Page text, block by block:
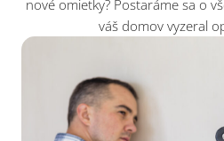
nové omietky? Postaráme sa o
váš domov vyzeral